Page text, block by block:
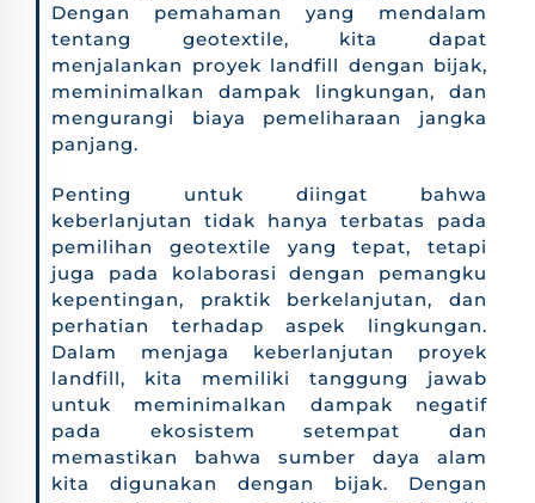
Dengan pemahaman yang mendalam
tentang geotextile, kita dapat
menjalankan proyek landfill dengan bijak,
meminimalkan dampak lingkungan, dan
mengurangi biaya pemeliharaan jangka
panjang.
Penting untuk diingat bahwa
keberlanjutan tidak hanya terbatas pada
pemilihan geotextile yang tepat, tetapi
juga pada kolaborasi dengan pemangku
kepentingan, praktik berkelanjutan, dan
perhatian terhadap aspek lingkungan.
Dalam menjaga keberlanjutan proyek
landfill, kita memiliki tanggung jawab
untuk meminimalkan dampak negatif
pada ekosistem setempat dan
memastikan bahwa sumber daya alam
kita digunakan dengan bijak. Dengan